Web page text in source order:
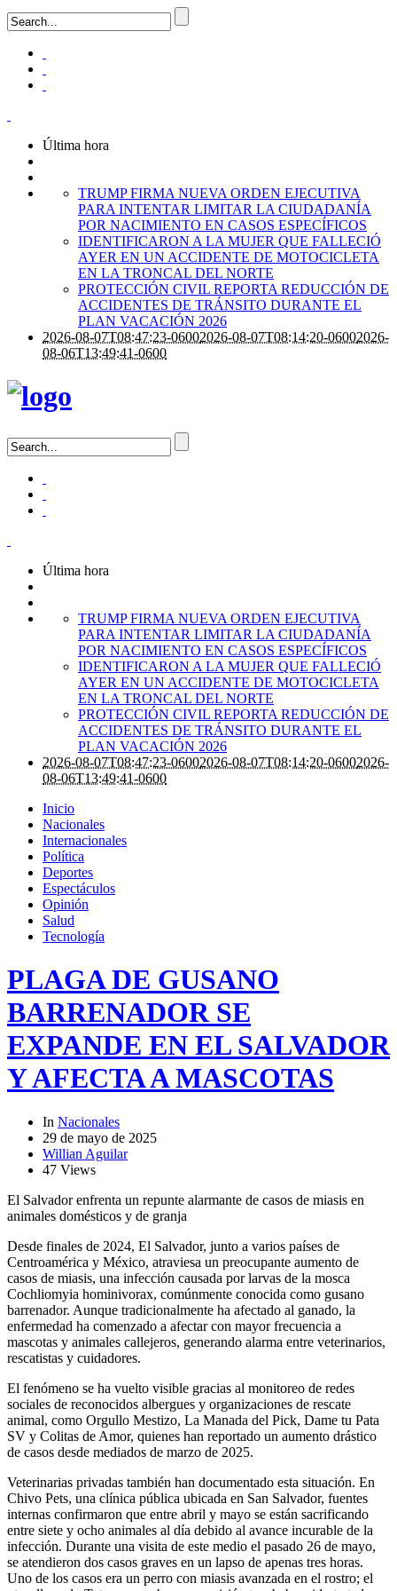
Última hora
TRUMP FIRMA NUEVA ORDEN EJECUTIVA
PARA INTENTAR LIMITAR LA CIUDADANÍA
POR NACIMIENTO EN CASOS ESPECÍFICOS
IDENTIFICARON A LA MUJER QUE FALLECIÓ
AYER EN UN ACCIDENTE DE MOTOCICLETA
EN LA TRONCAL DEL NORTE
PROTECCIÓN CIVIL REPORTA REDUCCIÓN DE
ACCIDENTES DE TRÁNSITO DURANTE EL
PLAN VACACIÓN 2026
2026-08-07T08:47:23-06002026-08-07T08:14:20-06002026-
08-06T13:49:41-0600
Última hora
TRUMP FIRMA NUEVA ORDEN EJECUTIVA
PARA INTENTAR LIMITAR LA CIUDADANÍA
POR NACIMIENTO EN CASOS ESPECÍFICOS
IDENTIFICARON A LA MUJER QUE FALLECIÓ
AYER EN UN ACCIDENTE DE MOTOCICLETA
EN LA TRONCAL DEL NORTE
PROTECCIÓN CIVIL REPORTA REDUCCIÓN DE
ACCIDENTES DE TRÁNSITO DURANTE EL
PLAN VACACIÓN 2026
2026-08-07T08:47:23-06002026-08-07T08:14:20-06002026-
08-06T13:49:41-0600
Inicio
Nacionales
Internacionales
Política
Deportes
Espectáculos
Opinión
Salud
Tecnología
PLAGA DE GUSANO
BARRENADOR SE
EXPANDE EN EL SALVADOR
Y AFECTA A MASCOTAS
In Nacionales
29 de mayo de 2025
Willian Aguilar
47 Views
El Salvador enfrenta un repunte alarmante de casos de miasis en
animales domésticos y de granja
Desde finales de 2024, El Salvador, junto a varios países de
Centroamérica y México, atraviesa un preocupante aumento de
casos de miasis, una infección causada por larvas de la mosca
Cochliomyia hominivorax, comúnmente conocida como gusano
barrenador. Aunque tradicionalmente ha afectado al ganado, la
enfermedad ha comenzado a afectar con mayor frecuencia a
mascotas y animales callejeros, generando alarma entre veterinarios,
rescatistas y cuidadores.
El fenómeno se ha vuelto visible gracias al monitoreo de redes
sociales de reconocidos albergues y organizaciones de rescate
animal, como Orgullo Mestizo, La Manada del Pick, Dame tu Pata
SV y Colitas de Amor, quienes han reportado un aumento drástico
de casos desde mediados de marzo de 2025.
Veterinarias privadas también han documentado esta situación. En
Chivo Pets, una clínica pública ubicada en San Salvador, fuentes
internas confirmaron que entre abril y mayo se están sacrificando
entre siete y ocho animales al día debido al avance incurable de la
infección. Durante una visita de este medio el pasado 26 de mayo,
se atendieron dos casos graves en un lapso de apenas tres horas.
Uno de los casos era un perro con miasis avanzada en el rostro; el